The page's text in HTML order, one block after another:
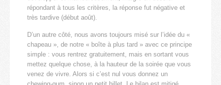
répondant à tous les critères, la réponse fut négative et
très tardive (début août).
D’un autre côté, nous avons toujours misé sur l’idée du «
chapeau », de notre « boîte à plus tard » avec ce principe
simple : vous rentrez gratuitement, mais en sortant vous
mettez quelque chose, à la hauteur de la soirée que vous
venez de vivre. Alors si c’est nul vous donnez un